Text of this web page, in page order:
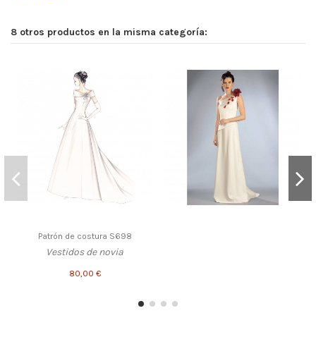
8 otros productos en la misma categoría:
Patrón de costura S698
Vestidos de novia
80,00 €